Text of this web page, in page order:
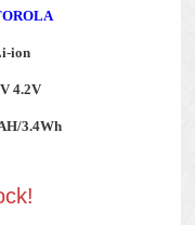
ion
4.2V
3.4Wh